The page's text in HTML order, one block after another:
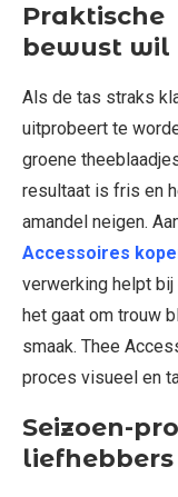
bewust wil
Als de tas straks
uitprobeert te
groene
resultaat is fris en
amandel neigen.
Accessoires
verwerking helpt
het gaat om trouw
smaak. Thee
proces visueel en